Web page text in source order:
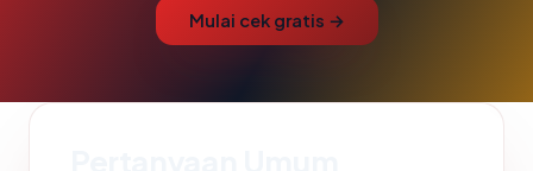
Mulai cek gratis →